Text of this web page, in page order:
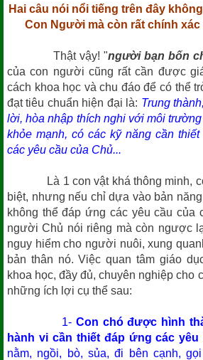
Hai câu nói nổi tiếng trên đây
Con Người mà còn rất chính
Thật vậy! "người bạn bốn
của con người cũng rất cần được
cách khoa học và chu đáo để có thể
đạt tiêu chuẩn hiện đại là: Trung
lời, hòa nhập thích nghi với môi
khỏe mạnh, có các kỹ năng cần
các yêu cầu của Chủ...
Là 1 con vật khá thông minh, có
biệt, nhưng nếu chỉ dựa vào bản
không thể đáp ứng các yêu cầu của
người Chủ nói riêng mà còn ngược
nguy hiểm cho người nuôi, xung
bản thân nó. Việc quan tâm giáo
khoa học, đầy đủ, chuyên nghiệp cho
những ích lợi cụ thể sau:
1- Con chó được hình
hành vi cần thiết đáp ứng các yêu
nằm, ngồi, bò, sủa, đi bên cạnh,